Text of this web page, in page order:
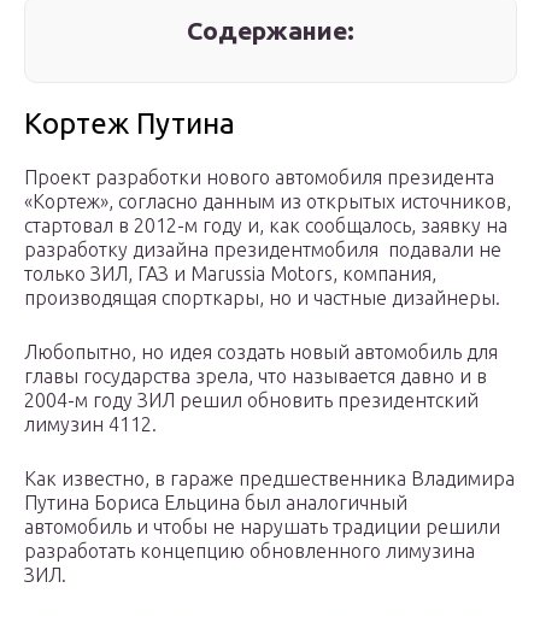
Содержание:
Кортеж Путина
Проект разработки нового автомобиля президента
«Кортеж», согласно данным из открытых источников,
стартовал в 2012-м году и, как сообщалось, заявку на
разработку дизайна президентмобиля подавали не
только ЗИЛ, ГАЗ и Marussia Motors, компания,
производящая спорткары, но и частные дизайнеры.
Любопытно, но идея создать новый автомобиль для
главы государства зрела, что называется давно и в
2004-м году ЗИЛ решил обновить президентский
лимузин 4112.
Как известно, в гараже предшественника Владимира
Путина Бориса Ельцина был аналогичный
автомобиль и чтобы не нарушать традиции решили
разработать концепцию обновленного лимузина
ЗИЛ.